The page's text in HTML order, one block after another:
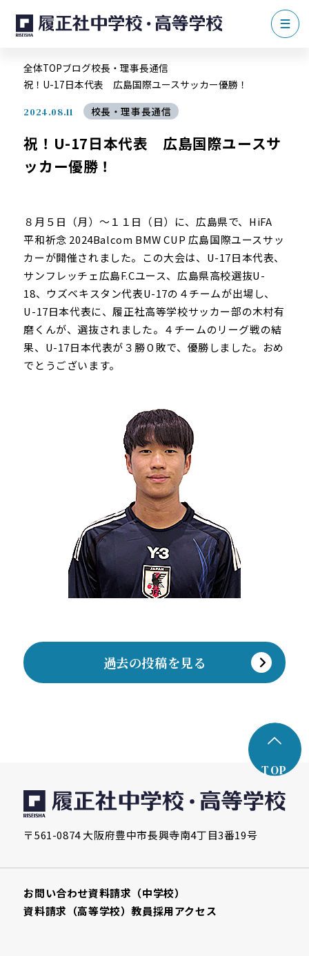
全体TOPブログ校長・理事長通信
祝！U-17日本代表 広島国際ユースサッカー優勝！
2024.08.11 校長・理事長通信
祝！U-17日本代表 広島国際ユースサ
ッカー優勝！
８月５日（月）～１１日（日）に、広島県で、HiFA
平和祈念 2024Balcom BMW CUP 広島国際ユースサッ
カーが開催されました。この大会は、U-17日本代表、
サンフレッチェ広島F.Cユース、広島県高校選抜U-
18、ウズベキスタン代表U-17の４チームが出場し、
U-17日本代表に、履正社高等学校サッカー部の木村有
磨くんが、選抜されました。４チームのリーグ戦の結
果、U-17日本代表が３勝０敗で、優勝しました。おめ
でとうございます。
過去の投稿を見る
TOP
〒561-0874 大阪府豊中市長興寺南4丁目3番19号
お問い合わせ資料請求（中学校）
資料請求（高等学校）教員採用アクセス